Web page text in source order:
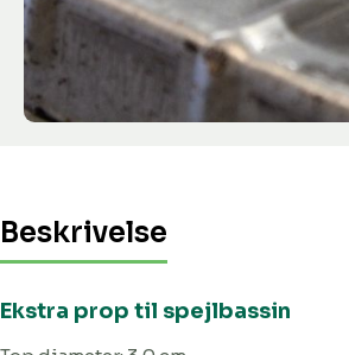
Beskrivelse
Ekstra prop til spejlbassin